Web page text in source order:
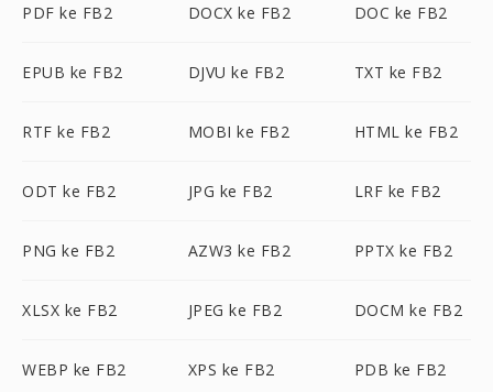
PDF ke FB2 DOCX ke FB2 DOC ke FB2
EPUB ke FB2 DJVU ke FB2 TXT ke FB2
RTF ke FB2 MOBI ke FB2 HTML ke FB2
ODT ke FB2 JPG ke FB2 LRF ke FB2
PNG ke FB2 AZW3 ke FB2 PPTX ke FB2
XLSX ke FB2 JPEG ke FB2 DOCM ke FB2
WEBP ke FB2 XPS ke FB2 PDB ke FB2